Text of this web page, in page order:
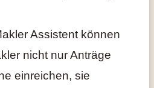
Assistent können
nicht nur Anträge
einreichen, sie